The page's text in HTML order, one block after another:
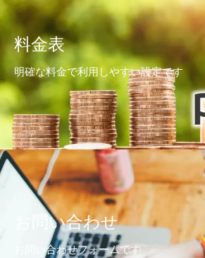
料金表
明確な料金で利用しやすい設定です
お問い合わせ
お問い合わせフォームです